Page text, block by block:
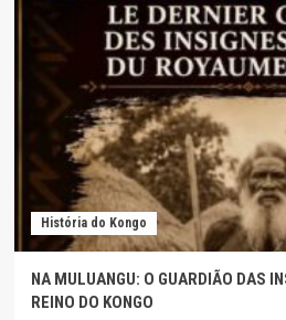
História do Kongo
NA MULUANGU: O GUARDIÃO DAS
REINO DO KONGO